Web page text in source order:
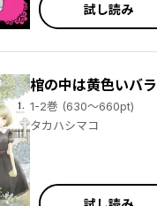
試し読み
棺の中は黄色いバラ
1-2巻 (630～660pt)
タカハシマコ